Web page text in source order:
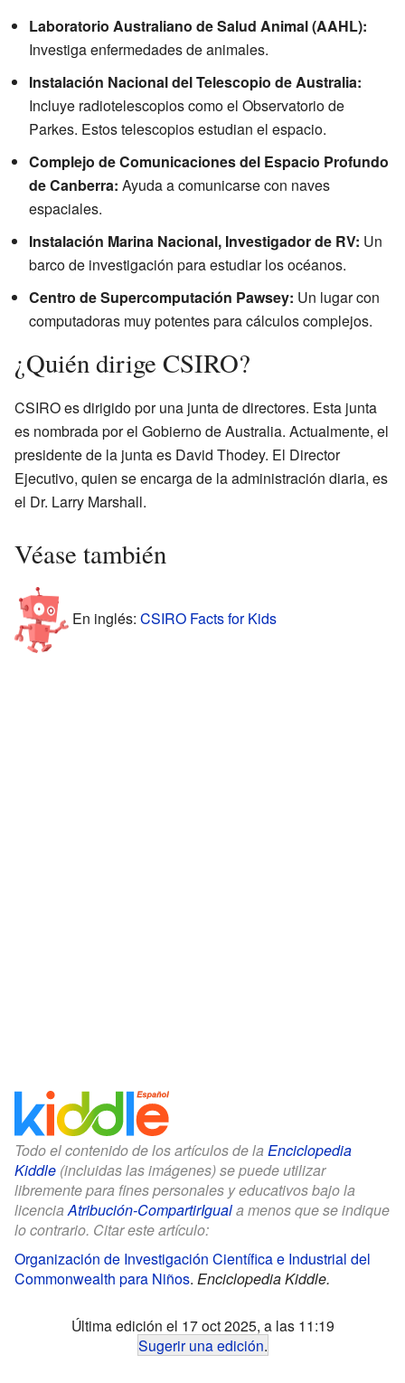
Laboratorio Australiano de Salud Animal (AAHL):
Investiga enfermedades de animales.
Instalación Nacional del Telescopio de Australia:
Incluye radiotelescopios como el Observatorio de
Parkes. Estos telescopios estudian el espacio.
Complejo de Comunicaciones del Espacio Profundo
de Canberra: Ayuda a comunicarse con naves
espaciales.
Instalación Marina Nacional, Investigador de RV: Un
barco de investigación para estudiar los océanos.
Centro de Supercomputación Pawsey: Un lugar con
computadoras muy potentes para cálculos complejos.
¿Quién dirige CSIRO?
CSIRO es dirigido por una junta de directores. Esta junta
es nombrada por el Gobierno de Australia. Actualmente, el
presidente de la junta es David Thodey. El Director
Ejecutivo, quien se encarga de la administración diaria, es
el Dr. Larry Marshall.
Véase también
En inglés: CSIRO Facts for Kids
Todo el contenido de los artículos de la Enciclopedia
Kiddle (incluidas las imágenes) se puede utilizar
libremente para fines personales y educativos bajo la
licenciaAtribución-CompartirIguala menos que se indique
lo contrario. Citar este artículo:
Organización de Investigación Científica e Industrial del
Commonwealth para Niños. Enciclopedia Kiddle.
Última edición el 17 oct 2025, a las 11:19
Sugerir una edición.